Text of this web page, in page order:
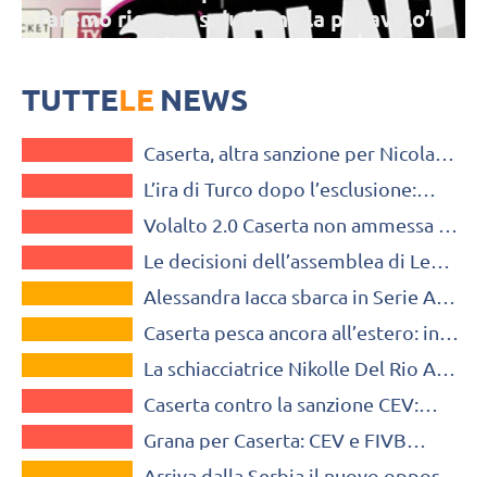
faremo ricorso, salutiamo la pallavolo”
TUTTELE NEWS
A1 FEMMINILE
Caserta, altra sanzione per Nicola
A1 FEMMINILE
L’ira di Turco dopo l’esclusione:
pallavolo”
A1 FEMMINILE
Volalto 2.0 Caserta non ammessa al
A1 FEMMINILE
Le decisioni dell’assemblea di Lega:
Caserta
VOLLEY MERCATO
Alessandra Iacca sbarca in Serie A1
VOLLEY MERCATO
Caserta pesca ancora all’estero: in
VOLLEY MERCATO
La schiacciatrice Nikolle Del Rio Aid
A1 FEMMINILE
Caserta contro la sanzione CEV:
A1 FEMMINILE
Grana per Caserta: CEV e FIVB